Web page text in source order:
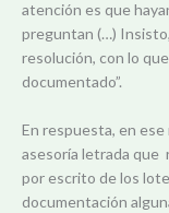
atención es que
preguntan (…)
resolución, con lo
documentado”.
En respuesta, en
asesoría letrada que
por escrito de los
documentación